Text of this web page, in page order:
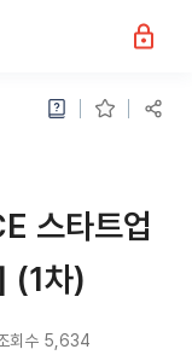
스타트업
(1차)
회수 5,634